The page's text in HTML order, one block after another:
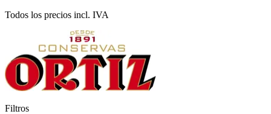
Todos los precios incl. IVA
Filtros